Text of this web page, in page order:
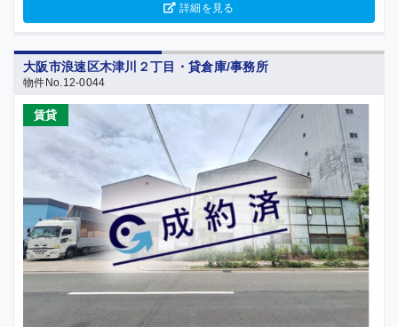
詳細を見る
大阪市浪速区木津川２丁目・貸倉庫/事務所
物件No.12-0044
賃貸